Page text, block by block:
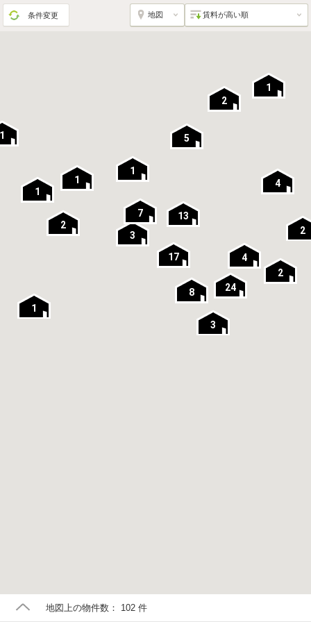
条件変更
3
1
8 24
2
17 4
3 2
13
2
7
4
1
1
1
5
1
2
1
地図上の物件数： 102 件